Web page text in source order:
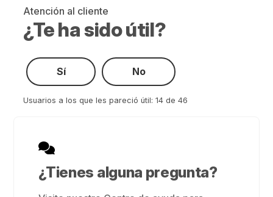
Atención al cliente
¿Te ha sido útil?
Sí No
Usuarios a los que les pareció útil: 14 de 46
¿Tienes alguna pregunta?